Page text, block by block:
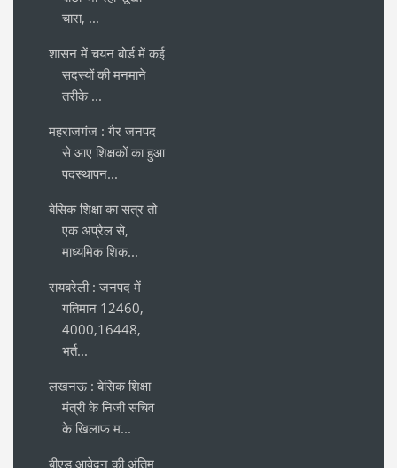
चारा, ...
शासन में चयन बोर्ड में कई
सदस्यों की मनमाने
तरीके ...
महराजगंज : गैर जनपद
से आए शिक्षकों का हुआ
पदस्थापन...
बेसिक शिक्षा का सत्र तो
एक अप्रैल से,
माध्यमिक शिक...
रायबरेली : जनपद में
गतिमान 12460,
4000,16448,
भर्त...
लखनऊ : बेसिक शिक्षा
मंत्री के निजी सचिव
के खिलाफ म...
बीएड आवेदन की अंतिम